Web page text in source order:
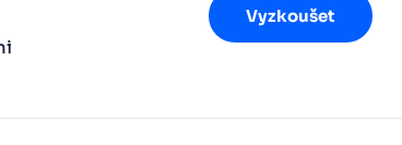
Vyzkoušet